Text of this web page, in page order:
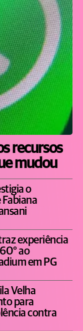
recursos
mudou
o
experiência
ao
em PG
Velha
para
contra